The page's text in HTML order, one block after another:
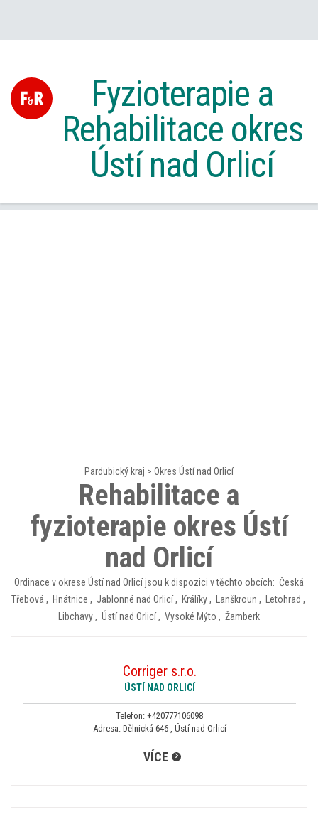
Fyzioterapie a
Rehabilitace okres
Ústí nad Orlicí
Pardubický kraj > Okres Ústí nad Orlicí
Rehabilitace a
fyzioterapie okres Ústí
nad Orlicí
Ordinace v okrese Ústí nad Orlicí jsou k dispozici v těchto obcích: Česká
Třebová , Hnátnice , Jablonné nad Orlicí, Králíky, Lanškroun , Letohrad ,
Libchavy, Ústí nad Orlicí, Vysoké Mýto , Žamberk
Corriger s.r.o.
ÚSTÍ NAD ORLICÍ
Telefon: +420777106098
Adresa: Dělnická 646 , Ústí nad Orlicí
VÍCE